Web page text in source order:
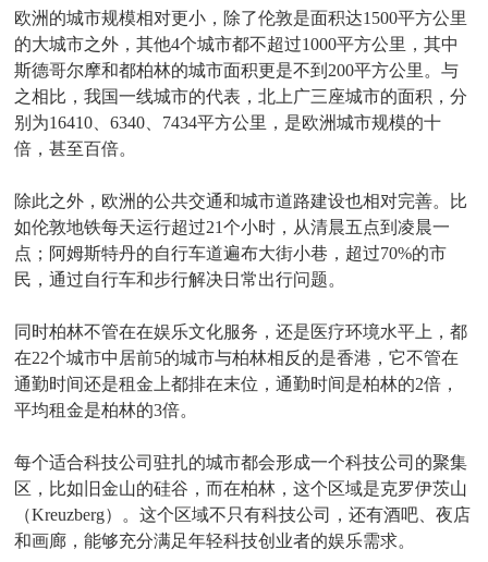
欧洲的城市规模相对更小，除了伦敦是面积达1500平方公里
的大城市之外，其他4个城市都不超过1000平方公里，其中
斯德哥尔摩和都柏林的城市面积更是不到200平方公里。与
之相比，我国一线城市的代表，北上广三座城市的面积，分
别为16410、6340、7434平方公里，是欧洲城市规模的十
倍，甚至百倍。
除此之外，欧洲的公共交通和城市道路建设也相对完善。比
如伦敦地铁每天运行超过21个小时，从清晨五点到凌晨一
点；阿姆斯特丹的自行车道遍布大街小巷，超过70%的市
民，通过自行车和步行解决日常出行问题。
同时柏林不管在在娱乐文化服务，还是医疗环境水平上，都
在22个城市中居前5的城市与柏林相反的是香港，它不管在
通勤时间还是租金上都排在末位，通勤时间是柏林的2倍，
平均租金是柏林的3倍。
每个适合科技公司驻扎的城市都会形成一个科技公司的聚集
区，比如旧金山的硅谷，而在柏林，这个区域是克罗伊茨山
（Kreuzberg）。这个区域不只有科技公司，还有酒吧、夜店
和画廊，能够充分满足年轻科技创业者的娱乐需求。